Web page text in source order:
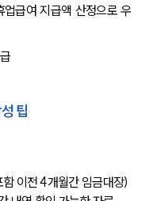
어
급여 지급액 산정으로 우
팁
이전 4개월간 임금대장)